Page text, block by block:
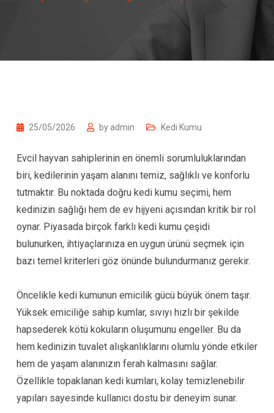
25/05/2026 by admin Kedi Kumu
Evcil hayvan sahiplerinin en önemli sorumluluklarından
biri, kedilerinin yaşam alanını temiz, sağlıklı ve konforlu
tutmaktır. Bu noktada doğru kedi kumu seçimi, hem
kedinizin sağlığı hem de ev hijyeni açısından kritik bir rol
oynar. Piyasada birçok farklı kedi kumu çeşidi
bulunurken, ihtiyaçlarınıza en uygun ürünü seçmek için
bazı temel kriterleri göz önünde bulundurmanız gerekir.
Öncelikle kedi kumunun emicilik gücü büyük önem taşır.
Yüksek emiciliğe sahip kumlar, sıvıyı hızlı bir şekilde
hapsederek kötü kokuların oluşumunu engeller. Bu da
hem kedinizin tuvalet alışkanlıklarını olumlu yönde etkiler
hem de yaşam alanınızın ferah kalmasını sağlar.
Özellikle topaklanan kedi kumları, kolay temizlenebilir
yapıları sayesinde kullanıcı dostu bir deneyim sunar.